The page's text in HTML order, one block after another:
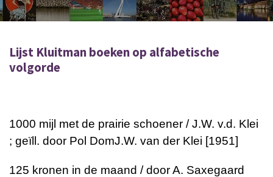
Lijst Kluitman boeken op alfabetische
volgorde
1000 mijl met de prairie schoener / J.W. v.d. Klei
; geïll. door Pol DomJ.W. van der Klei [1951]
125 kronen in de maand / door A. Saxegaard